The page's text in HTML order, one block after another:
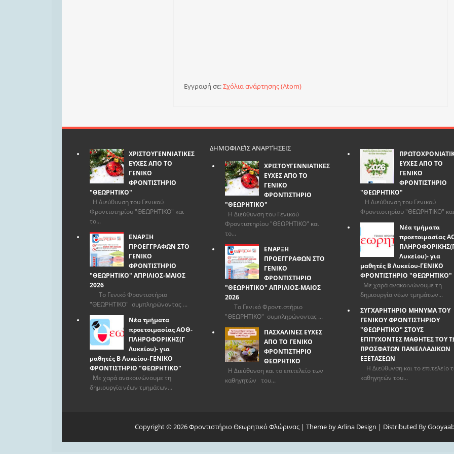
Εγγραφή σε:Σχόλια ανάρτησης (Atom)
ΧΡΙΣΤΟΥΓΕΝΝΙΑΤΙΚΕΣ
ΕΥΧΕΣ ΑΠΟ ΤΟ
ΓΕΝΙΚΟ
ΦΡΟΝΤΙΣΤΗΡΙΟ
"ΘΕΩΡΗΤΙΚΟ"
Η Διεύθυνση του Γενικού
Φροντιστηρίου "ΘΕΩΡΗΤΙΚΟ" και
το...
ΕΝΑΡΞΗ
ΠΡΟΕΓΓΡΑΦΩΝ ΣΤΟ
ΓΕΝΙΚΟ
ΦΡΟΝΤΙΣΤΗΡΙΟ
"ΘΕΩΡΗΤΙΚΟ" ΑΠΡΙΛΙΟΣ-ΜΑΙΟΣ
2026
Το Γενικό Φροντιστήριο
"ΘΕΩΡΗΤΙΚΟ" συμπληρώνοντας ...
Νέα τμήματα
προετοιμασίας ΑΟΘ-
ΠΛΗΡΟΦΟΡΙΚΗΣ(Γ
Λυκείου)- για
μαθητές Β Λυκείου-ΓΕΝΙΚΟ
ΦΡΟΝΤΙΣΤΗΡΙΟ "ΘΕΩΡΗΤΙΚΟ"
Με χαρά ανακοινώνουμε τη
δημιουργία νέων τμημάτων...
ΔΗΜΟΦΙΛΕΊΣ ΑΝΑΡΤΉΣΕΙΣ
ΧΡΙΣΤΟΥΓΕΝΝΙΑΤΙΚΕΣ
ΕΥΧΕΣ ΑΠΟ ΤΟ
ΓΕΝΙΚΟ
ΦΡΟΝΤΙΣΤΗΡΙΟ
"ΘΕΩΡΗΤΙΚΟ"
Η Διεύθυνση του Γενικού
Φροντιστηρίου "ΘΕΩΡΗΤΙΚΟ" και
το...
ΕΝΑΡΞΗ
ΠΡΟΕΓΓΡΑΦΩΝ ΣΤΟ
ΓΕΝΙΚΟ
ΦΡΟΝΤΙΣΤΗΡΙΟ
"ΘΕΩΡΗΤΙΚΟ" ΑΠΡΙΛΙΟΣ-ΜΑΙΟΣ
2026
Το Γενικό Φροντιστήριο
"ΘΕΩΡΗΤΙΚΟ" συμπληρώνοντας ...
ΠΑΣΧΑΛΙΝΕΣ ΕΥΧΕΣ
ΑΠΟ ΤΟ ΓΕΝΙΚΟ
ΦΡΟΝΤΙΣΤΗΡΙΟ
ΘΕΩΡΗΤΙΚΟ
Η Διεύθυνση και το επιτελείο των
καθηγητών του...
ΕΥΧΕΣ ΑΠΟ ΤΟ
ΓΕΝΙΚΟ
ΦΡΟΝΤΙΣΤΗΡΙΟ
"ΘΕΩΡΗΤΙΚΟ"
Η Διεύθυνση του Γενικού
Φροντιστηρίου "ΘΕΩΡΗΤΙΚΟ"
Νέα τμήματα
προετοιμασίας
Λυκείου)- για
μαθητές Β Λυκείου-ΓΕΝΙΚΟ
ΦΡΟΝΤΙΣΤΗΡΙΟ "ΘΕΩΡΗΤΙΚΟ"
Με χαρά ανακοινώνουμε τη
δημιουργία νέων τμημάτων...
ΣΥΓΧΑΡΗΤΗΡΙΟ ΜΗΝΥΜΑ ΤΟΥ
ΓΕΝΙΚΟΥ ΦΡΟΝΤΙΣΤΗΡΙΟΥ
"ΘΕΩΡΗΤΙΚΟ" ΣΤΟΥΣ
ΕΠΙΤΥΧΟΝΤΕΣ ΜΑΘΗΤΕΣ ΤΟΥ
ΠΡΟΣΦΑΤΩΝ ΠΑΝΕΛΛΑΔΙΚΩΝ
ΕΞΕΤΑΣΕΩΝ
Η Διεύθυνση και το επιτελείο
καθηγητών του...
Copyright ©2026Φροντιστήριο Θεωρητικό Φλώρινας | Theme byArlina Design | Distributed By